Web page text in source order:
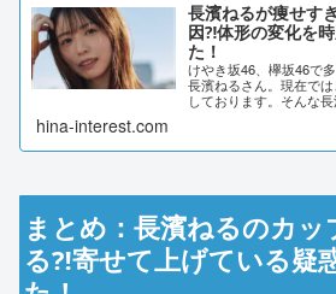
長濱ねるが痩せす
因⁈体形の変化を
た！
けやき坂46、欅坂46で
長濱ねるさん。現在で
しております。そんな
痩...
hina-interest.com
まとめ：長濱ねるのカ
る⁈寄せて上げている疑